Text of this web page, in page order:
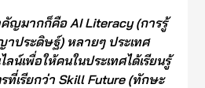
ญมากก็คือ AI Literacy(การรู้
าประดิษฐ์) หลายๆ ประเทศ
น์เพื่อให้คนในประเทศได้เรียนรู้
ที่เรียกว่า Skill Future (ทักษะ